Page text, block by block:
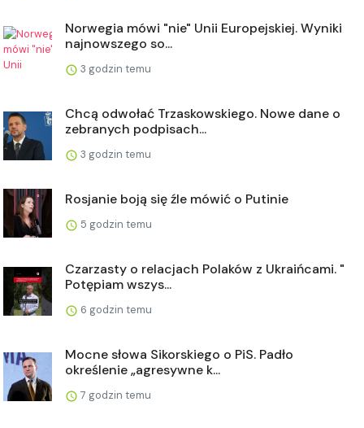
Norwegia mówi "nie" Unii Europejskiej. Wyniki
najnowszego so...
3 godzin temu
Chcą odwołać Trzaskowskiego. Nowe dane o
zebranych podpisach...
3 godzin temu
Rosjanie boją się źle mówić o Putinie
5 godzin temu
Czarzasty o relacjach Polaków z Ukraińcami. "
Potępiam wszys...
6 godzin temu
Mocne słowa Sikorskiego o PiS. Padło
określenie „agresywne k...
7 godzin temu